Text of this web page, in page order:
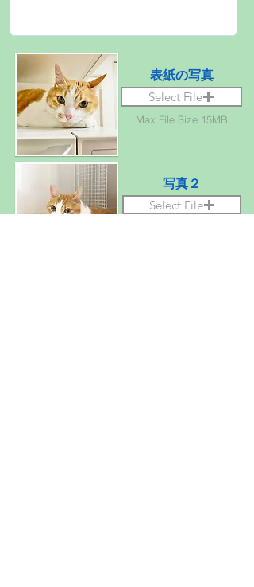
表紙の写真
Select File
Max File Size 15MB
写真２
Select File